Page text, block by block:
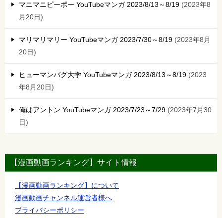
マニマニピーポー YouTubeマンガ 2023/8/13～8/19 2023年8
月20日
マリマリマリー YouTubeマンガ 2023/7/30～8/19 2023年8月
20日
ヒューマンバグ大学 YouTubeマンガ 2023/8/13～8/19 2023
年8月20日
俺はアントン YouTubeマンガ 2023/7/23～7/29 2023年7月30
日
【漫画動画ランキング】サイト情報
【漫画動画ランキング】について
漫画動画チャンネル運営者様へ
プライバシーポリシー